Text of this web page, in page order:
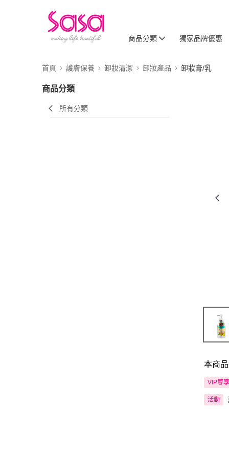
商品分類 獨家品牌優惠
首頁 護膚保養 卸妝清潔 卸妝產品 卸妝膏/乳
商品分類
所有分類
本商
VIP尊
活動